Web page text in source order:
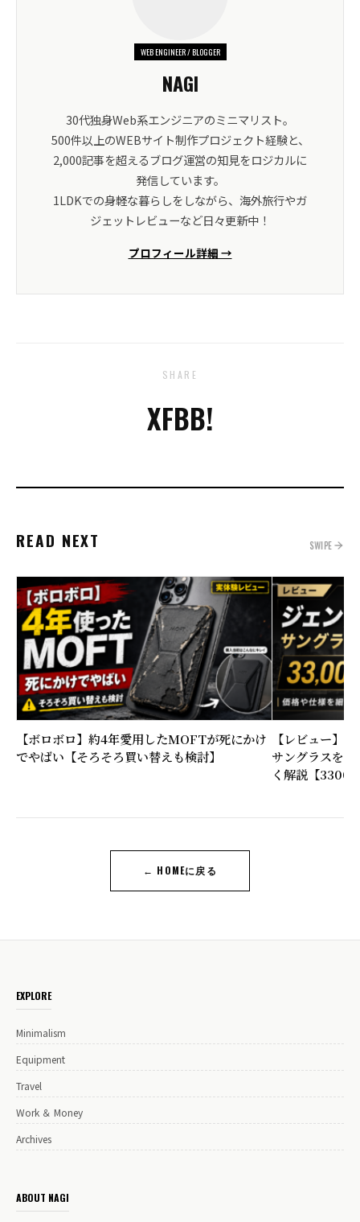
WEB ENGINEER / BLOGGER
NAGI
30代独身Web系エンジニアのミニマリスト。
500件以上のWEBサイト制作プロジェクト経験と、
2,000記事を超えるブログ運営の知見をロジカルに
発信しています。
1LDKでの身軽な暮らしをしながら、海外旅行やガ
ジェットレビューなど日々更新中！
プロフィール詳細 →
SHARE
XFBB!
READ NEXT SWIPE
【ボロボロ】約4年愛用したMOFTが死にかけ
でやばい【そろそろ買い替えも検討】
【レビュー】
サングラスを
く解説【
← HOMEに戻る
EXPLORE
Minimalism
Equipment
Travel
Work ＆ Money
Archives
ABOUT NAGI